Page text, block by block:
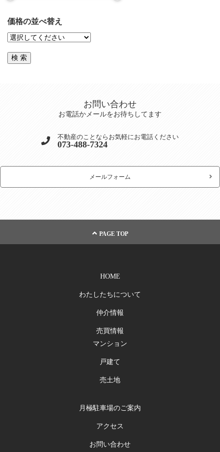
価格の並べ替え
お問い合わせ
お電話かメールをお待ちしてます
不動産のことならお気軽にお電話ください
073-488-7324
メールフォーム
PAGE TOP
HOME
わたしたちについて
仲介情報
売買情報
マンション
戸建て
売土地
月極駐車場のご案内
アクセス
お問い合わせ